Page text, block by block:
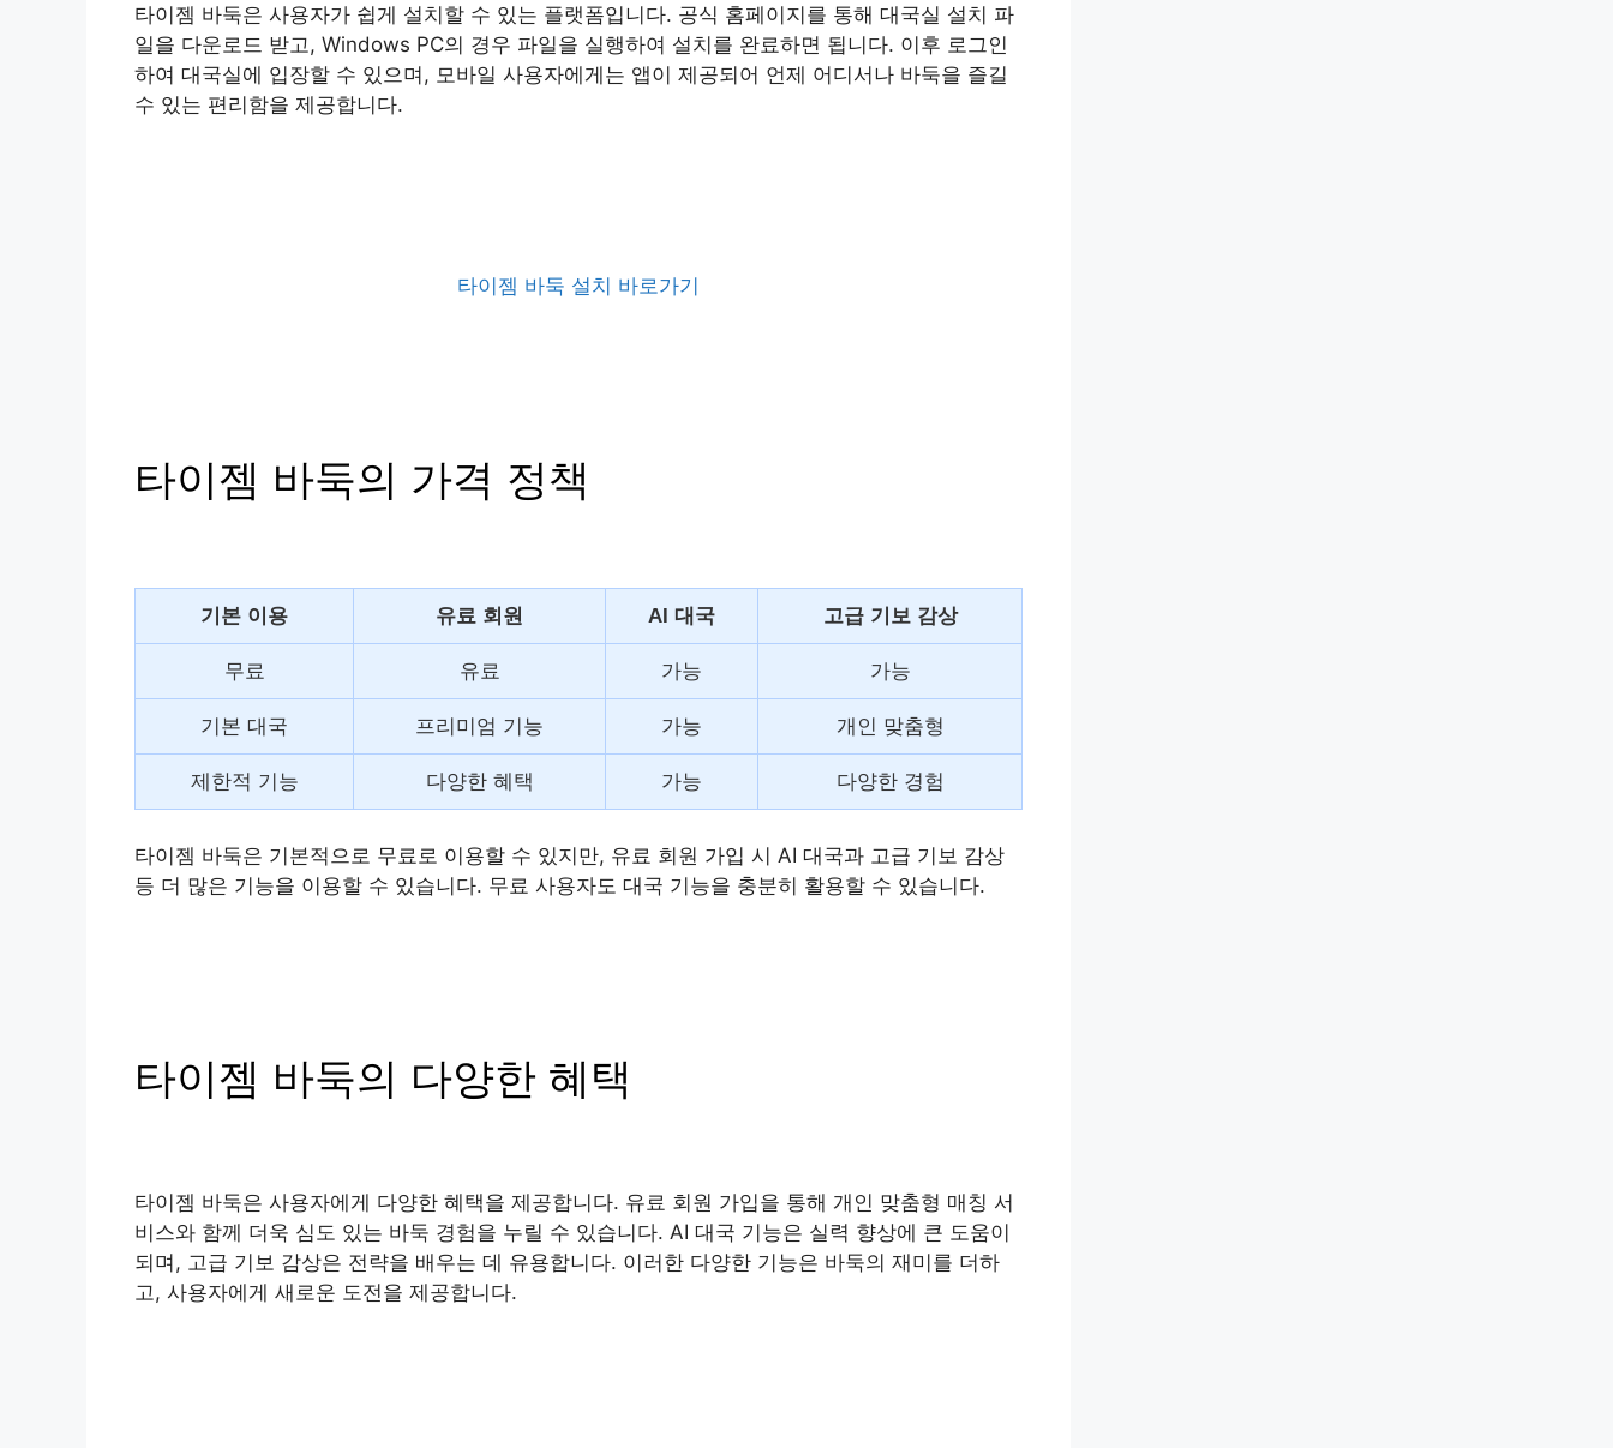
타이젬 바둑은 사용자가 쉽게 설치할 수 있는 플랫폼입니다. 공식 홈페이지를 통해 대국실 설치 파
일을 다운로드 받고, Windows PC의 경우 파일을 실행하여 설치를 완료하면 됩니다. 이후 로그인
하여 대국실에 입장할 수 있으며, 모바일 사용자에게는 앱이 제공되어 언제 어디서나 바둑을 즐길
수 있는 편리함을 제공합니다.
타이젬 바둑 설치 바로가기
타이젬 바둑의 가격 정책
기본 이용 유료 회원 AI 대국 고급 기보 감상
무료 유료 가능 가능
기본 대국 프리미엄 기능 가능 개인 맞춤형
제한적 기능 다양한 혜택 가능 다양한 경험
타이젬 바둑은 기본적으로 무료로 이용할 수 있지만, 유료 회원 가입 시 AI 대국과 고급 기보 감상
등 더 많은 기능을 이용할 수 있습니다. 무료 사용자도 대국 기능을 충분히 활용할 수 있습니다.
타이젬 바둑의 다양한 혜택
타이젬 바둑은 사용자에게 다양한 혜택을 제공합니다. 유료 회원 가입을 통해 개인 맞춤형 매칭 서
비스와 함께 더욱 심도 있는 바둑 경험을 누릴 수 있습니다. AI 대국 기능은 실력 향상에 큰 도움이
되며, 고급 기보 감상은 전략을 배우는 데 유용합니다. 이러한 다양한 기능은 바둑의 재미를 더하
고, 사용자에게 새로운 도전을 제공합니다.